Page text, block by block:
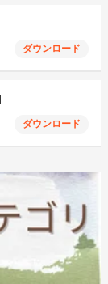
ダウンロード
ダウンロード